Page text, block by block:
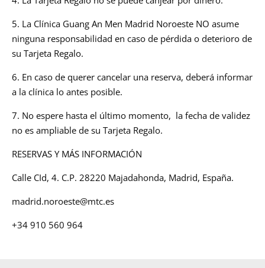
5. La Clínica Guang An Men Madrid Noroeste NO asume
ninguna responsabilidad en caso de pérdida o deterioro de
su Tarjeta Regalo.
6. En caso de querer cancelar una reserva, deberá informar
a la clínica lo antes posible.
7. No espere hasta el último momento, la fecha de validez
no es ampliable de su Tarjeta Regalo.
RESERVAS Y MÁS INFORMACIÓN
Calle CId, 4. C.P. 28220 Majadahonda, Madrid, España.
madrid.noroeste@mtc.es
+34 910 560 964